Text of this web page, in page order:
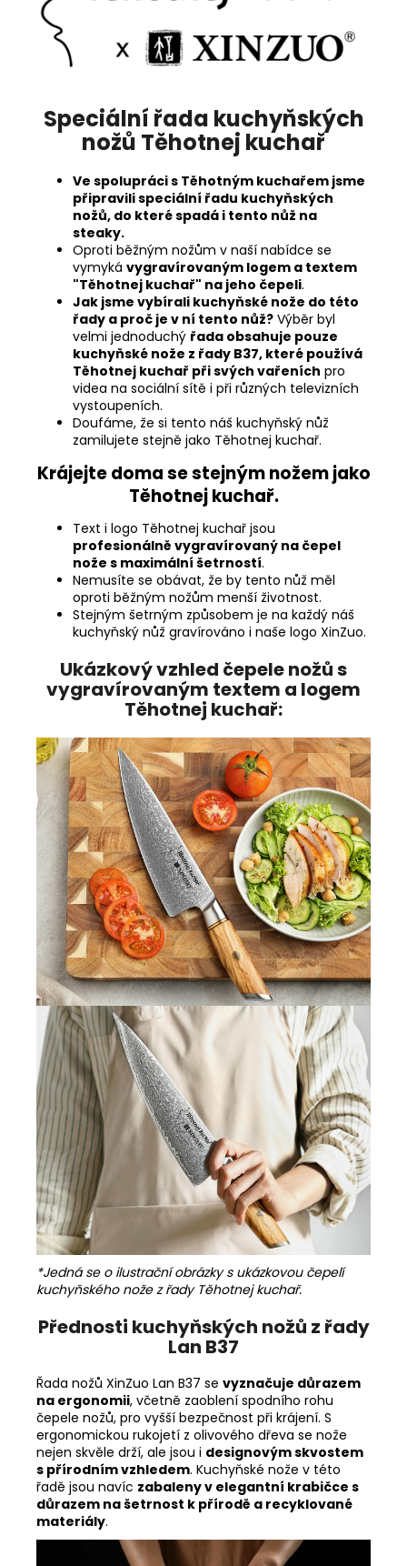
Speciální řada kuchyňských
nožů Těhotnej kuchař
Ve spolupráci s Těhotným kuchařem jsme
připravili speciální řadu kuchyňských
nožů, do které spadá i tento nůž na
steaky.
Oproti běžným nožům v naší nabídce se
vymyká vygravírovaným logem a textem
"Těhotnej kuchař" na jeho čepeli.
Jak jsme vybírali kuchyňské nože do této
řady a proč je v ní tento nůž? Výběr byl
velmi jednoduchý řada obsahuje pouze
kuchyňské nože z řady B37, které používá
Těhotnej kuchař při svých vařeních pro
videa na sociální sítě i při různých televizních
vystoupeních.
Doufáme, že si tento náš kuchyňský nůž
zamilujete stejně jako Těhotnej kuchař.
Krájejte doma se stejným nožem jako
Těhotnej kuchař.
Text i logo Těhotnej kuchař jsou
profesionálně vygravírovaný na čepel
nože s maximální šetrností.
Nemusíte se obávat, že by tento nůž měl
oproti běžným nožům menší životnost.
Stejným šetrným způsobem je na každý náš
kuchyňský nůž gravírováno i naše logo XinZuo.
Ukázkový vzhled čepele nožů s
vygravírovaným textem a logem
Těhotnej kuchař:
*Jedná se o ilustrační obrázky s ukázkovou čepelí
kuchyňského nože z řady Těhotnej kuchař.
Přednosti kuchyňských nožů z řady
Lan B37
Řada nožů XinZuo Lan B37 se vyznačuje důrazem
na ergonomii, včetně zaoblení spodního rohu
čepele nožů, pro vyšší bezpečnost při krájení. S
ergonomickou rukojetí z olivového dřeva se nože
nejen skvěle drží, ale jsou i designovým skvostem
s přírodním vzhledem. Kuchyňské nože v této
řadě jsou navíc zabaleny v elegantní krabičce s
důrazem na šetrnost k přírodě a recyklované
materiály.